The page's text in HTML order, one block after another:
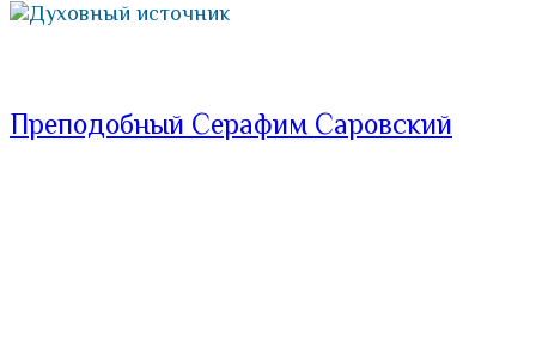
Духовный источник
Преподобный Серафим Саровский